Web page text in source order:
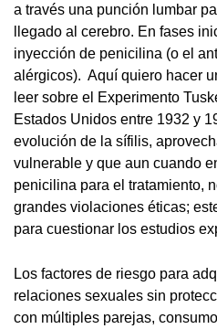
a través una punción lumbar
llegado al cerebro. En fases
inyección de penicilina (o el
alérgicos). Aquí quiero hacer
leer sobre el Experimento
Estados Unidos entre 1932 y
evolución de la sífilis,
vulnerable y que aun cuando
penicilina para el tratamiento,
grandes violaciones éticas;
para cuestionar los estudios
Los factores de riesgo para
relaciones sexuales sin
con múltiples parejas,